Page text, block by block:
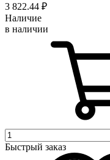
3 822.44 ₽
Наличие
в наличии
Быстрый заказ